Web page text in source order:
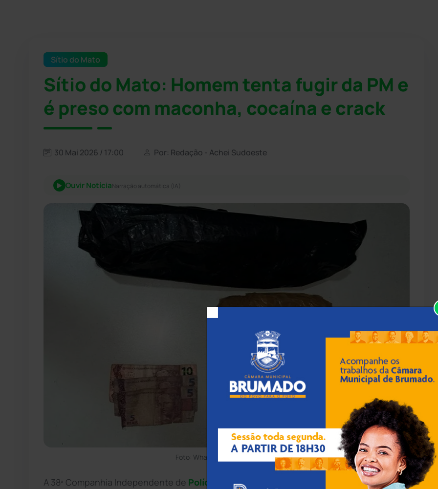
Sítio do Mato
Sítio do Mato: Homem tenta fugir da PM e
é preso com maconha, cocaína e crack
30 Mai 2026 / 17:00 Por: Redação - Achei Sudoeste
Ouvir NotíciaNarração automática (IA)
Foto: WhatsApp/Achei Sudoeste
A 38ª Companhia Independente de Polícia Militar
(CIPM) realizou a apreensão de